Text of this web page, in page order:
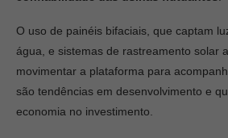
O uso de painéis bifaciais, que captam
água, e sistemas de rastreamento solar
movimentar a plataforma para
são tendências em desenvolvimento e
economia no investimento.